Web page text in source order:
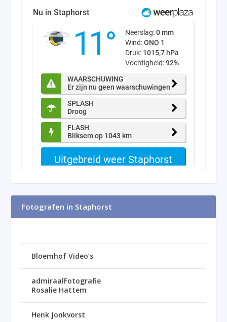
Fotografen in Staphorst
Bloemhof Video’s
admiraalFotografie
Rosalie Hattem
Henk Jonkvorst